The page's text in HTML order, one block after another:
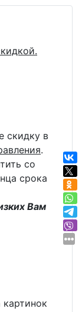
скидку в
.
со
срока
Вам